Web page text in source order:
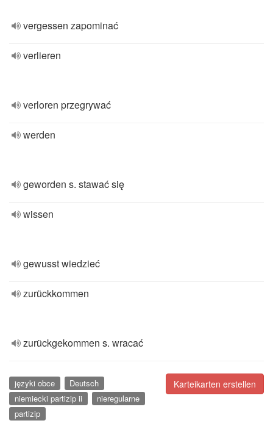
vergessen zapominać
verlieren
verloren przegrywać
werden
geworden s. stawać się
wissen
gewusst wiedzieć
zurückkommen
zurückgekommen s. wracać
Karteikarten erstellen
języki obce
Deutsch
niemiecki partizip ii
nieregularne
partizip